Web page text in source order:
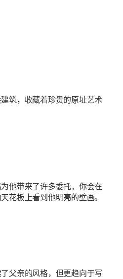
筑，收藏着珍贵的原址艺术
他带来了许多委托，你会在
花板上看到他明亮的壁画。
父亲的风格，但更趋向于写